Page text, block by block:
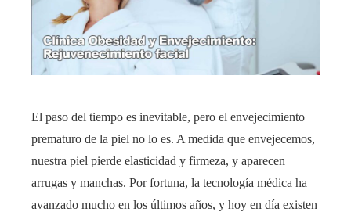
El paso del tiempo es inevitable, pero el envejecimiento
prematuro de la piel no lo es. A medida que envejecemos,
nuestra piel pierde elasticidad y firmeza, y aparecen
arrugas y manchas. Por fortuna, la tecnología médica ha
avanzado mucho en los últimos años, y hoy en día existen